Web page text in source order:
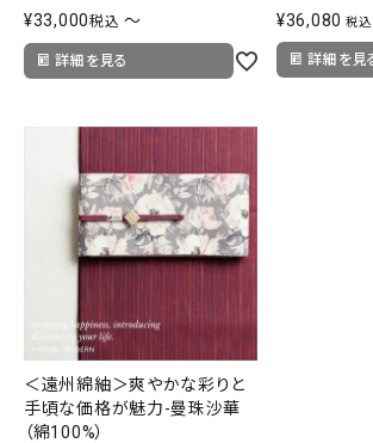
素材から探す
正絹 木綿・麻 ポリエステル その他
価格から探す
0-5,000円 5,000-10,000円
20,000-30,000円 30,000円以上
色から探す
帯
新作・キャンペーン
帯結び動画
キモノ読ミモノ
¥33,000税込 〜
詳細を見る
¥36,080 税込
詳細を見
＜遠州綿紬＞爽やかな彩りと
手頃な価格が魅力-曼珠沙華
（綿100%）